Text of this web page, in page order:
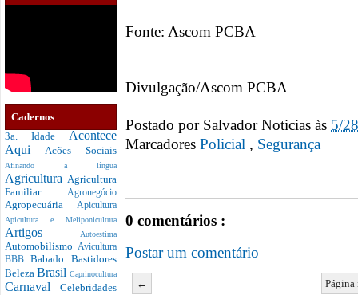
Cadernos
3a. Idade Acontece
Aqui Acões Sociais
Afinando a língua
Agricultura Agricultura
Familiar Agronegócio
Agropecuária Apicultura
Apicultura e Meliponicultura
Artigos Autoestima
Automobilismo Avicultura
BBBBabado Bastidores
Beleza Brasil Caprinocultura
Carnaval Celebridades
Fonte: Ascom PCBA
Divulgação/Ascom PCBA
Postado por Salvador Noticias às 5/
Marcadores
, Segurança
0 comentários :
Postar um comentário
←